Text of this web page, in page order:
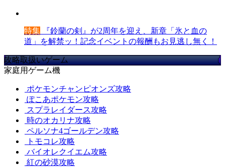
特集 『鈴蘭の剣』が2周年を迎え、新章「氷と血の
道」を解禁ッ！記念イベントの報酬もお見逃し無く！
攻略取扱いゲーム
家庭用ゲーム機
ポケモンチャンピオンズ攻略
ぽこあポケモン攻略
スプラレイダース攻略
時のオカリナ攻略
ペルソナ4ゴールデン攻略
トモコレ攻略
バイオレクイエム攻略
紅の砂漠攻略